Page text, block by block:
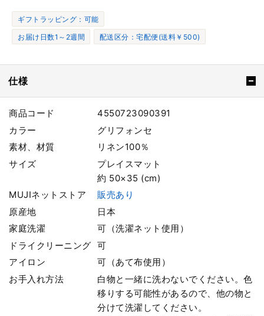
ギフトラッピング：可能
お届け日数1～2週間
配送区分：宅配便(送料￥500)
仕様
商品コード
4550723090391
カラー
グリフォンセ
素材、材質
リネン100％
サイズ
プレイスマット
約 50×35 (cm)
MUJIネットストア
販売あり
原産地
日本
家庭洗濯
可（洗濯ネット使用）
ドライクリーニング
可
アイロン
可（あて布使用）
お手入れ方法
白物と一緒に洗わないでください。色
移りする可能性があるので、他の物と
分けて洗濯してください。